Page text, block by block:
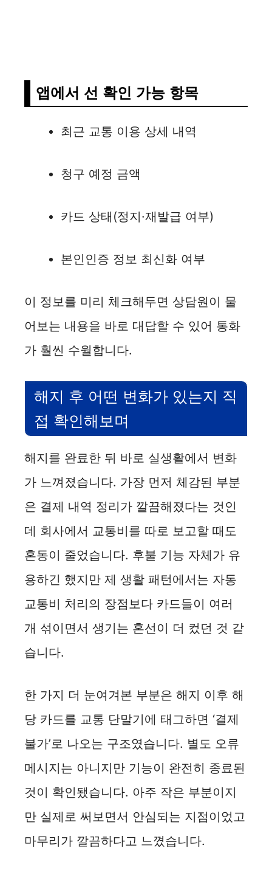
앱에서 선 확인 가능 항목
최근 교통 이용 상세 내역
청구 예정 금액
카드 상태(정지·재발급 여부)
본인인증 정보 최신화 여부
이 정보를 미리 체크해두면 상담원이 물
어보는 내용을 바로 대답할 수 있어 통화
가 훨씬 수월합니다.
해지 후 어떤 변화가 있는지 직
접 확인해보며
해지를 완료한 뒤 바로 실생활에서 변화
가 느껴졌습니다. 가장 먼저 체감된 부분
은 결제 내역 정리가 깔끔해졌다는 것인
데 회사에서 교통비를 따로 보고할 때도
혼동이 줄었습니다. 후불 기능 자체가 유
용하긴 했지만 제 생활 패턴에서는 자동
교통비 처리의 장점보다 카드들이 여러
개 섞이면서 생기는 혼선이 더 컸던 것 같
습니다.
한 가지 더 눈여겨본 부분은 해지 이후 해
당 카드를 교통 단말기에 태그하면 ‘결제
불가’로 나오는 구조였습니다. 별도 오류
메시지는 아니지만 기능이 완전히 종료된
것이 확인됐습니다. 아주 작은 부분이지
만 실제로 써보면서 안심되는 지점이었고
마무리가 깔끔하다고 느꼈습니다.